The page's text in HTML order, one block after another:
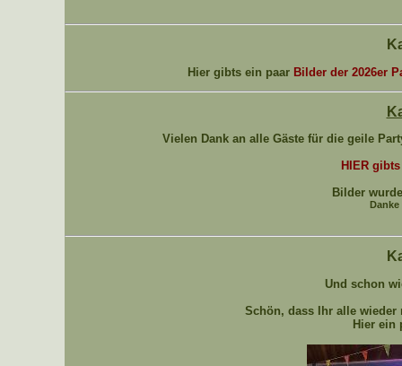
Hier gibts ein paar Bilder der 2026er
Vielen Dank an alle Gäste für die geile
HIER
Bilder
Und schon
Schön, dass Ihr alle wieder
Hier ein